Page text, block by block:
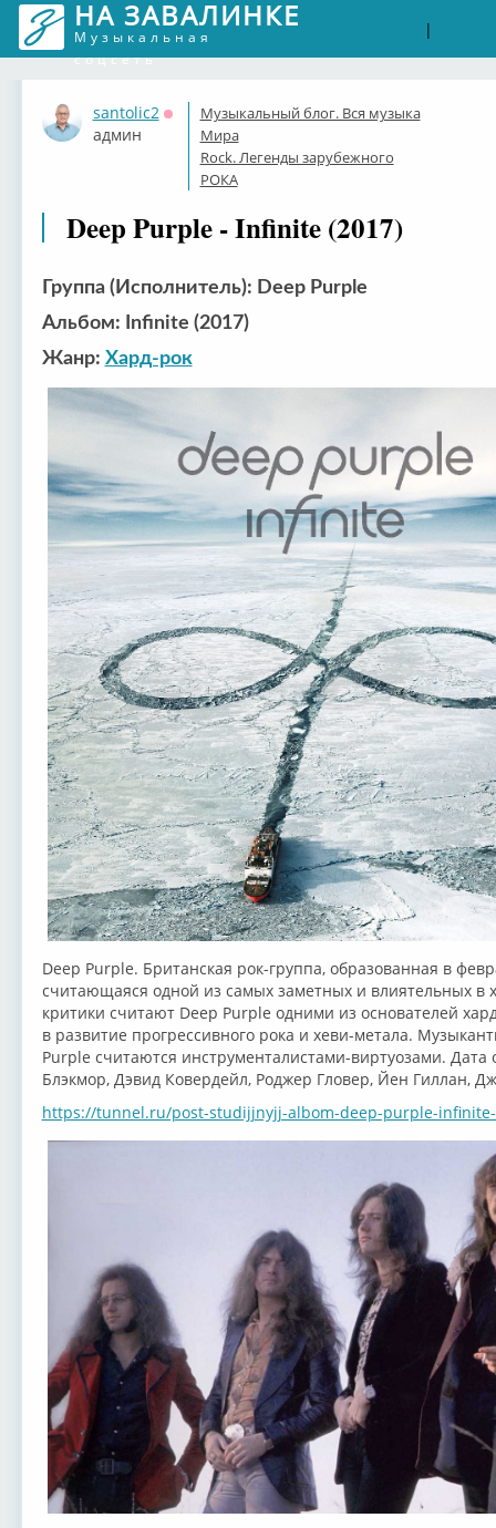
НА ЗАВАЛИНКЕ
Музыкальная
соцсеть
|
santolic2
Оффлайн
админ
Музыкальный блог. Вся музыка
Мира
Rock. Легенды зарубежного
РОКА
Deep Purple - Infinite (2017)
Группа (Исполнитель): Deep Purple
Альбом: Infinite (2017)
Жанр: Хард-рок
Deep Purple. Британская рок-группа, образованная в
считающаяся одной из самых заметных и влиятельных в
критики считают Deep Purple одними из основателей
в развитие прогрессивного рока и хеви-метала.
Purple считаются инструменталистами-виртуозами. Дата
Блэкмор, Дэвид Ковердейл, Роджер Гловер, Йен Гиллан,
https://tunnel.ru/post-studijjnyjj-albom-deep-purple-